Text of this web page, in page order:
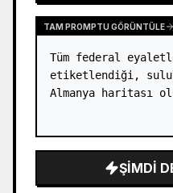
TAM PROMPTU GÖRÜNTÜLE
Tüm federal
etiketlendiği,
Almanya haritası
ŞIMDI